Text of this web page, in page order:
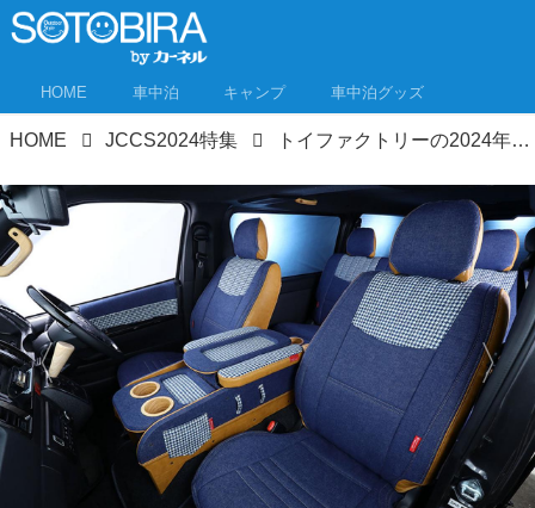
HOME 車中泊 キャンプ 車中泊グッズ
HOME JCCS2024特集 トイファクトリーの2024年注目キャンピングカー7選 バーデンの特別仕様も！ジャパンキャンピングカーショー2024